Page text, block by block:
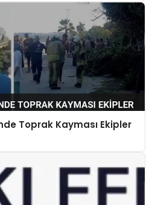
Toprak Kayması Ekipler